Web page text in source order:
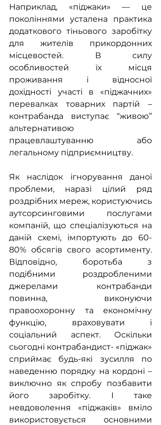
Наприклад, «піджаки» — це
поколіннями усталена практика
додаткового тіньового заробітку
для жителів прикордонних
місцевостей. В силу
особливостей їх місця
проживання і відносної
дохідності участі в «піджачних»
перевалках товарних партій –
контрабанда виступає “живою”
альтернативою
працевлаштуванню або
легальному підприємництву.
Як наслідок ігнорування даної
проблеми, наразі цілий ряд
роздрібних мереж, користуючись
аутсорсинговими послугами
компаній, що спеціалізуються на
даній схемі, імпортують до 60-
80% обсягів свого асортименту.
Відповідно, боротьба з
подібними роздробленими
джерелами контрабанди
повинна, виконуючи
правоохоронну та економічну
функцію, враховувати і
соціальний аспект. Оскільки
сьогодні контрабандист- «піджак»
сприймає будь-які зусилля по
наведенню порядку на кордоні –
виключно як спробу позбавити
його заробітку. І таке
невдоволення «піджаків» вміло
використовується основними